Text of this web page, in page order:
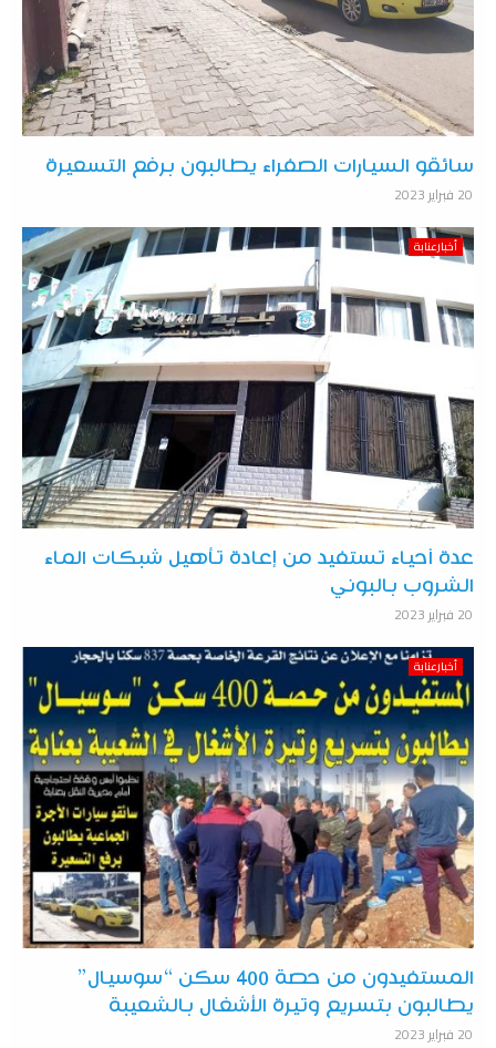
سائقو السيارات الصفراء يطالبون برفع التسعيرة
20 فبراير 2023
أخبارعنابة
عدة أحياء تستفيد من إعادة تأهيل شبكات الماء
الشروب بالبوني
20 فبراير 2023
أخبارعنابة
المستفيدون من حصة 400 سكن “سوسيال”
يطالبون بتسريع وتيرة الأشغال بالشعيبة
20 فبراير 2023